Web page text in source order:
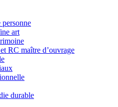
personne
art
RC maître d’ouvrage
durable